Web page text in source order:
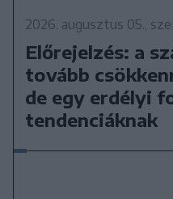
2026. augusztus 05.,
Előrejelzés: a
tovább
de egy erdélyi
tendenciáknak